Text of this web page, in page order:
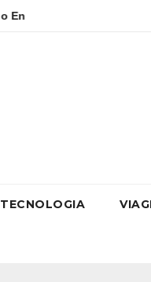
para conquistar a vaga
TECNOLOGIA